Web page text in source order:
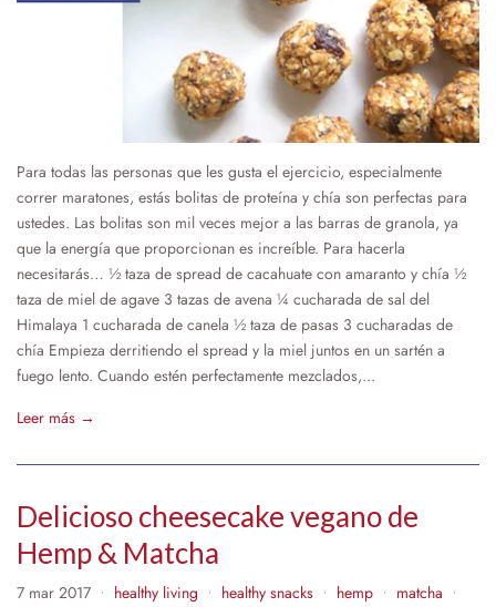
Para todas las personas que les gusta el ejercicio, especialmente
correr maratones, estás bolitas de proteína y chía son perfectas para
ustedes. Las bolitas son mil veces mejor a las barras de granola, ya
que la energía que proporcionan es increíble. Para hacerla
necesitarás… ½ taza de spread de cacahuate con amaranto y chía ½
taza de miel de agave 3 tazas de avena ¼ cucharada de sal del
Himalaya 1 cucharada de canela ½ taza de pasas 3 cucharadas de
chía Empieza derritiendo el spread y la miel juntos en un sartén a
fuego lento. Cuando estén perfectamente mezclados,...
Leer más →
Delicioso cheesecake vegano de
Hemp & Matcha
7 mar 2017 • healthy living • healthy snacks • hemp • matcha •